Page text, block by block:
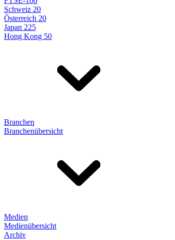
Schweiz 20
Österreich 20
Japan 225
Hong Kong 50
Branchen
Branchenübersicht
Medien
Medienübersicht
Archiv